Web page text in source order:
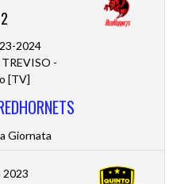
2
2024
-
[TV]
Giornata
2023